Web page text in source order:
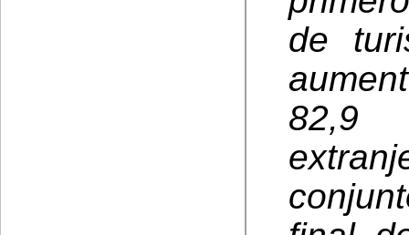
de
82,9